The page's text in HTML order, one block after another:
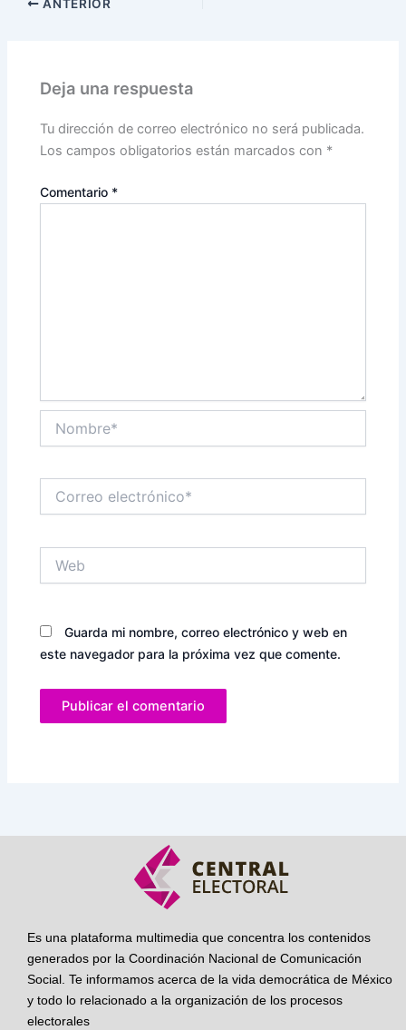
ANTERIOR
Deja una respuesta
Tu dirección de correo electrónico no será publicada.
Los campos obligatorios están marcados con *
Comentario *
electrónico*
Guarda mi nombre, correo electrónico y web en
este navegador para la próxima vez que comente.
Es una plataforma multimedia que concentra los contenidos
generados por la Coordinación Nacional de Comunicación
Social. Te informamos acerca de la vida democrática de México
y todo lo relacionado a la organización de los procesos
electorales